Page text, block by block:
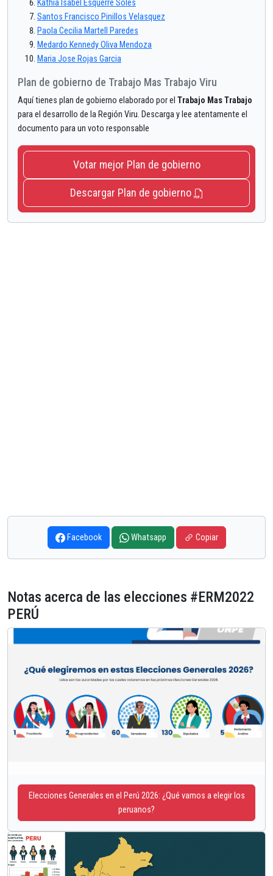
Kathia Isabel Esquerre Soles
Santos Francisco Pinillos Velasquez
Paola Cecilia Martell Paredes
Medardo Kennedy Oliva Mendoza
Maria Jose Rojas Garcia
Plan de gobierno de Trabajo Mas Trabajo Viru
Aquí tienes plan de gobierno elaborado por el Trabajo Mas Trabajo
para el desarrollo de la Región Viru. Descarga y lee atentamente el
documento para un voto responsable
Votar mejor Plan de gobierno
Descargar Plan de gobierno
Facebook Whatsapp Copiar
Notas acerca de las elecciones #ERM2022
PERÚ
Elecciones Generales en el Perú 2026: ¿Qué vamos a elegir los
peruanos?